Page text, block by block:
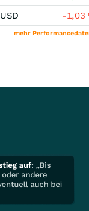
USD -1,03
mehr